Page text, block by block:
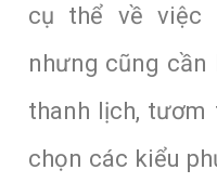
cụ thể về việc
nhưng cũng
thanh lịch, tươm
chọn các kiểu